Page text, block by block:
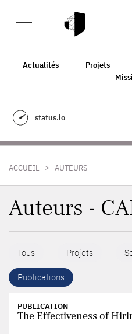
Actualités Projets
status.io
ACCUEIL > AUTEURS
Auteurs -
Tous Projets
Publications
PUBLICATION
The Effectiveness of